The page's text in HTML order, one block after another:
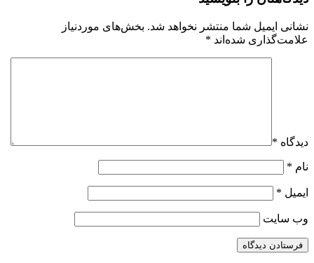
نشانی ایمیل شما منتشر نخواهد شد. بخش‌های موردنیاز
علامت‌گذاری شده‌اند *
دیدگاه *
نام *
ایمیل *
وب‌ سایت